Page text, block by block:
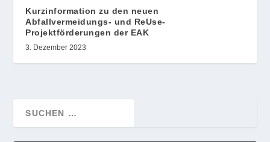
Kurzinformation zu den neuen
Abfallvermeidungs- und ReUse-
Projektförderungen der EAK
3. Dezember 2023